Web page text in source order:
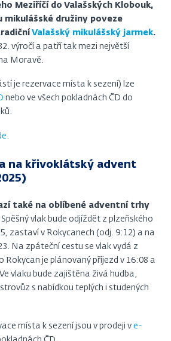
Meziříčí do Valašských Klobouk,
mikulášské družiny poveze
Valašský mikulášský jarmek.
výročí a patří tak mezi největší
Moravě.
je rezervace místa k sezení) lze
nebo ve všech pokladnách ČD do
na křivoklátský advent
také na oblíbené adventní trhy
Spěšný vlak bude odjíždět z plzeňského
zastaví v Rokycanech (odj. 9:12) a na
Na zpáteční cestu se vlak vydá z
Rokycan je plánovaný příjezd v 16:08 a
vlaku bude zajištěna živá hudba,
s nabídkou teplých i studených
místa k sezení jsou v prodeji v e-